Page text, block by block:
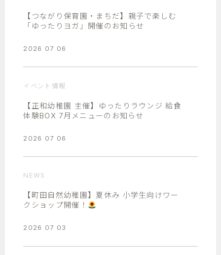
【つながり保育園・まちだ】親子で楽しむ
「ゆったりヨガ」開催のお知らせ
2026 07 06
イベント情報
【正和幼稚園 主催】ゆったりラウンジ 給食
体験BOX 7月メニューのお知らせ
2026 07 06
NEWS
【町田自然幼稚園】夏休み 小学生向けワー
クショップ開催！
2026 07 03